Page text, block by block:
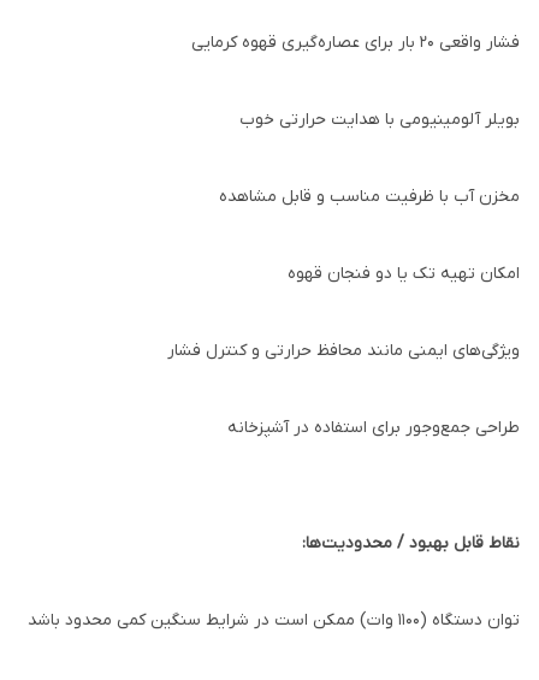
فشار واقعی ۲۰ بار برای عصاره‌گیری قهوه کرمایی
بویلر آلومینیومی با هدایت حرارتی خوب
مخزن آب با ظرفیت مناسب و قابل مشاهده
امکان تهیه تک یا دو فنجان قهوه
ویژگی‌های ایمنی مانند محافظ حرارتی و کنترل فشار
طراحی جمع‌وجور برای استفاده در آشپزخانه
نقاط قابل بهبود / محدودیت‌ها:
توان دستگاه (۱۱۰۰ وات) ممکن است در شرایط سنگین کمی محدود باشد